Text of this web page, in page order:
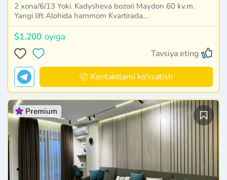
2 xona/6/13 Yoki. Kadysheva bozori Maydon 60 kv.m.
Yangi lift Alohida hammom Kvartirada…
$1,200 oyiga
Tavsiya eting
Kontaktlarni ko'rsatish
Premium